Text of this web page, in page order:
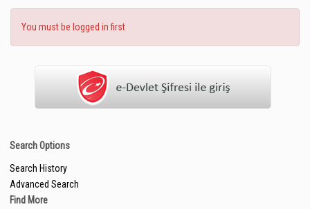
You must be logged in first
Search Options
Search History
Advanced Search
Find More